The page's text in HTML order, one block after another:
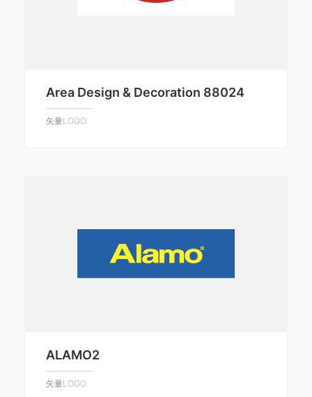
Area Design & Decoration 88024
矢量LOGO
ALAMO2
矢量LOGO